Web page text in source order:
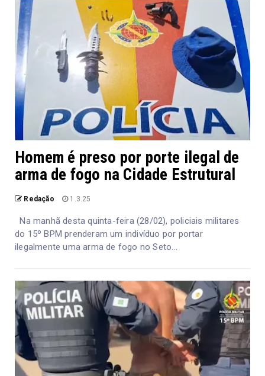
Homem é preso por porte ilegal de
arma de fogo na Cidade Estrutural
Redação 1.3.25
Na manhã desta quinta-feira (28/02), policiais militares
do 15º BPM prenderam um indivíduo por portar
ilegalmente uma arma de fogo no Seto...